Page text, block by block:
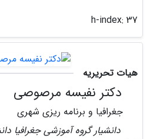
h-index: 37
هیات تحریریه
دکتر نفیسه مرصوصی
جغرافیا و برنامه ریزی شهری
دانشیار گروه آموزشی جغرافیا